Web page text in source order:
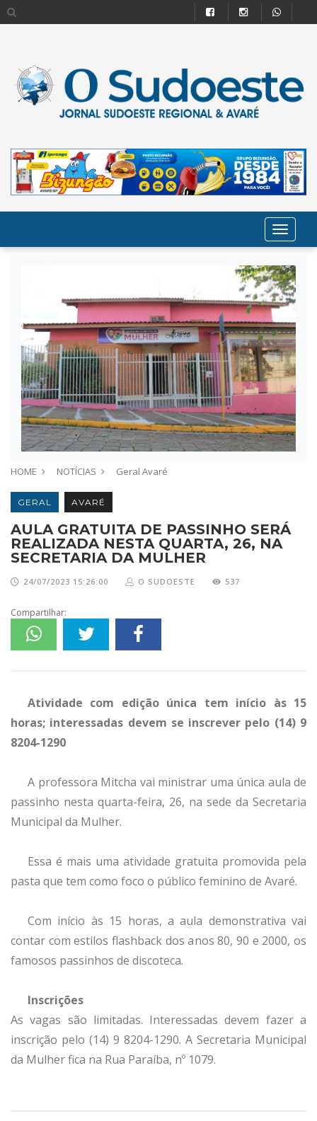
HOME NOTÍCIAS Geral Avaré
GERAL AVARÉ
AULA GRATUITA DE PASSINHO SERÁ
REALIZADA NESTA QUARTA, 26, NA
SECRETARIA DA MULHER
24/07/2023 15:26:00 O SUDOESTE 537
Compartilhar:
Atividade com edição única tem início às 15
horas; interessadas devem se inscrever pelo (14) 9
8204-1290
A professora Mitcha vai ministrar uma única aula de
passinho nesta quarta-feira, 26, na sede da Secretaria
Municipal da Mulher.
Essa é mais uma atividade gratuita promovida pela
pasta que tem como foco o público feminino de Avaré.
Com início às 15 horas, a aula demonstrativa vai
contar com estilos flashback dos anos 80, 90 e 2000, os
famosos passinhos de discoteca.
Inscrições
As vagas são limitadas. Interessadas devem fazer a
inscrição pelo (14) 9 8204-1290. A Secretaria Municipal
da Mulher fica na Rua Paraíba, nº 1079.